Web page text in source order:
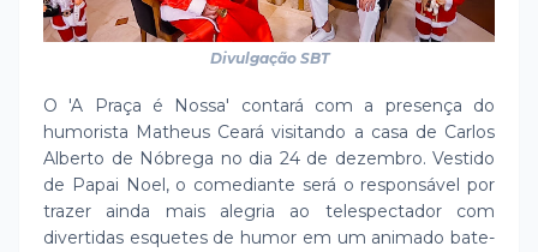
Divulgação SBT
O 'A Praça é Nossa' contará com a presença do
humorista Matheus Ceará visitando a casa de Carlos
Alberto de Nóbrega no dia 24 de dezembro. Vestido
de Papai Noel, o comediante será o responsável por
trazer ainda mais alegria ao telespectador com
divertidas esquetes de humor em um animado bate-